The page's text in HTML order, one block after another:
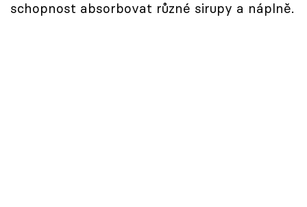
schopnost absorbovat různé sirupy a náplně.